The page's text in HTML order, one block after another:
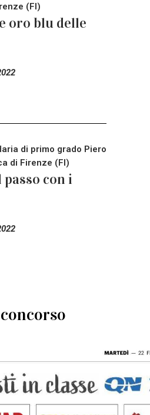
(FI)
oro blu delle
di primo grado Piero
di Firenze (FI)
con i